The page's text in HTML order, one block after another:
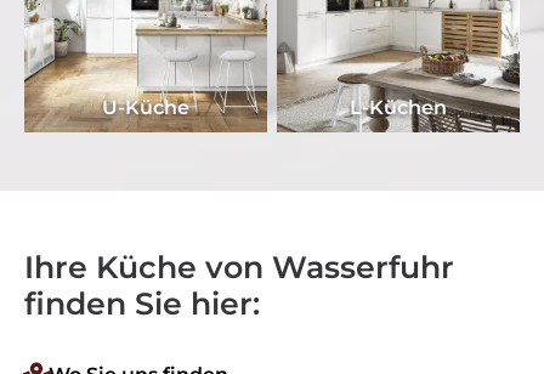
U-Küche L-Küchen
Ihre Küche von Wasserfuhr
finden Sie hier: